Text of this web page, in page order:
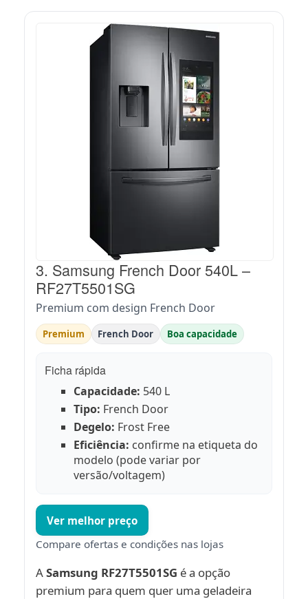
3. Samsung French Door 540L –
RF27T5501SG
Premium com design French Door
Premium French Door Boa capacidade
Ficha rápida
Capacidade: 540 L
Tipo: French Door
Degelo: Frost Free
Eficiência: confirme na etiqueta do
modelo (pode variar por
versão/voltagem)
Ver melhor preço
Compare ofertas e condições nas lojas
ASamsung RF27T5501SG é a opção
premium para quem quer uma geladeira